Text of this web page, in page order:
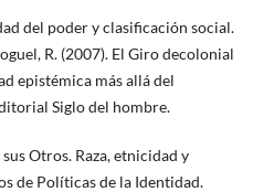
del poder y clasificación social.
R. (2007). El Giro decolonial
epistémica más allá del
Siglo del hombre.
Otros. Raza, etnicidad y
de Políticas de la Identidad.